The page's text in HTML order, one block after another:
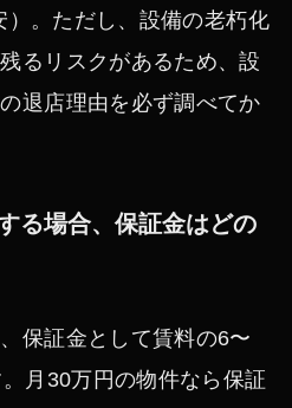
）。ただし、設備の老朽化
るリスクがあるため、設
退店理由を必ず調べてか
る場合、保証金はどの
保証金として賃料の6〜
月30万円の物件なら保証